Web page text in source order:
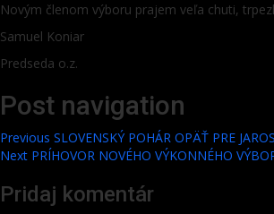
Novým členom výboru prajem veľa chuti,
Samuel Koniar
Predseda o.z.
Post navigation
Previous SLOVENSKÝ POHÁR OPÄŤ PRE
Next PRÍHOVOR NOVÉHO VÝKONNÉHO
Pridaj komentár